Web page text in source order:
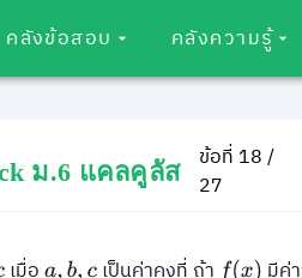
คลังข้อสอบ คลังความรู้
ม.6 แคลคูลัส
ข้อที่ 18 /
27
เมื่อ เป็นค่าคงที่ ถ้า มีค่